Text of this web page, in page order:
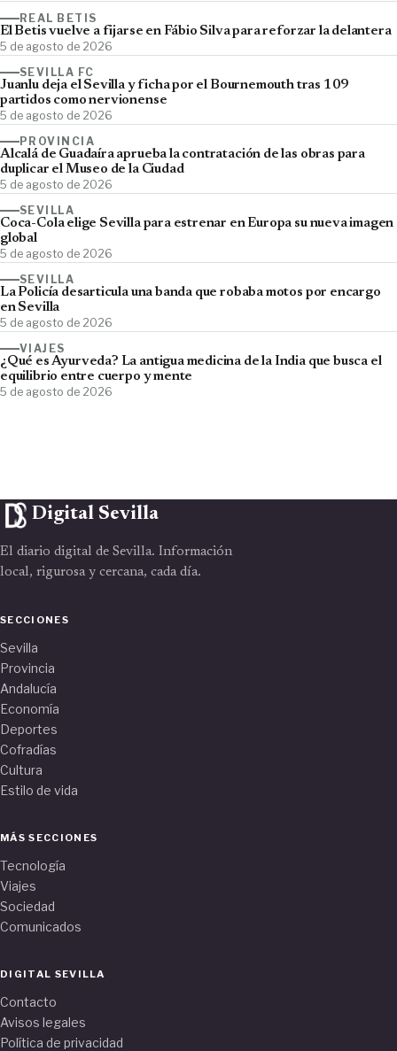
REAL BETIS
El Betis vuelve a fijarse en Fábio Silva para reforzar la delantera
5 de agosto de 2026
SEVILLA FC
Juanlu deja el Sevilla y ficha por el Bournemouth tras 109
partidos como nervionense
5 de agosto de 2026
PROVINCIA
Alcalá de Guadaíra aprueba la contratación de las obras para
duplicar el Museo de la Ciudad
5 de agosto de 2026
SEVILLA
Coca-Cola elige Sevilla para estrenar en Europa su nueva imagen
global
5 de agosto de 2026
SEVILLA
La Policía desarticula una banda que robaba motos por encargo
en Sevilla
5 de agosto de 2026
VIAJES
¿Qué es Ayurveda? La antigua medicina de la India que busca el
equilibrio entre cuerpo y mente
5 de agosto de 2026
Digital Sevilla
El diario digital de Sevilla. Información
local, rigurosa y cercana, cada día.
SECCIONES
Sevilla
Provincia
Andalucía
Economía
Deportes
Cofradías
Cultura
Estilo de vida
MÁS SECCIONES
Tecnología
Viajes
Sociedad
Comunicados
DIGITAL SEVILLA
Contacto
Avisos legales
Política de privacidad